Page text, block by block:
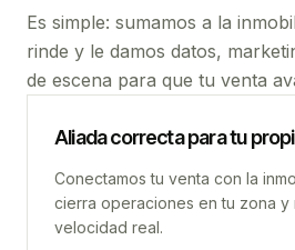
Es simple: sumamos a la
rinde y le damos datos,
de escena para que tu venta
Aliada correcta para tu
Conectamos tu venta con la
cierra operaciones en tu zona
velocidad real.